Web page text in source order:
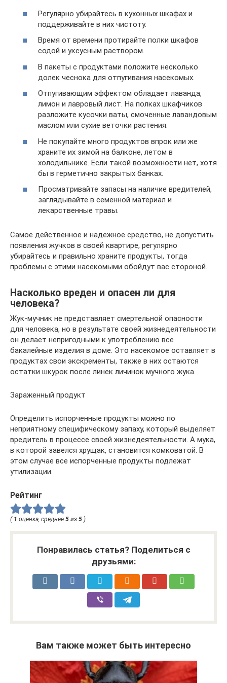
Регулярно убирайтесь в кухонных шкафах и
поддерживайте в них чистоту.
Время от времени протирайте полки шкафов
содой и уксусным раствором.
В пакеты с продуктами положите несколько
долек чеснока для отпугивания насекомых.
Отпугивающим эффектом обладает лаванда,
лимон и лавровый лист. На полках шкафчиков
разложите кусочки ваты, смоченные лавандовым
маслом или сухие веточки растения.
Не покупайте много продуктов впрок или же
храните их зимой на балконе, летом в
холодильнике. Если такой возможности нет, хотя
бы в герметично закрытых банках.
Просматривайте запасы на наличие вредителей,
заглядывайте в семенной материал и
лекарственные травы.
Самое действенное и надежное средство, не допустить
появления жучков в своей квартире, регулярно
убирайтесь и правильно храните продукты, тогда
проблемы с этими насекомыми обойдут вас стороной.
Насколько вреден и опасен ли для
человека?
Жук-мучник не представляет смертельной опасности
для человека, но в результате своей жизнедеятельности
он делает непригодными к употреблению все
бакалейные изделия в доме. Это насекомое оставляет в
продуктах свои экскременты, также в них остаются
остатки шкурок после линек личинок мучного жука.
Зараженный продукт
Определить испорченные продукты можно по
неприятному специфическому запаху, который выделяет
вредитель в процессе своей жизнедеятельности. А мука,
в которой завелся хрущак, становится комковатой. В
этом случае все испорченные продукты подлежат
утилизации.
Рейтинг
( 1 оценка, среднее 5 из 5 )
Понравилась статья? Поделиться с
друзьями:
Вам также может быть интересно